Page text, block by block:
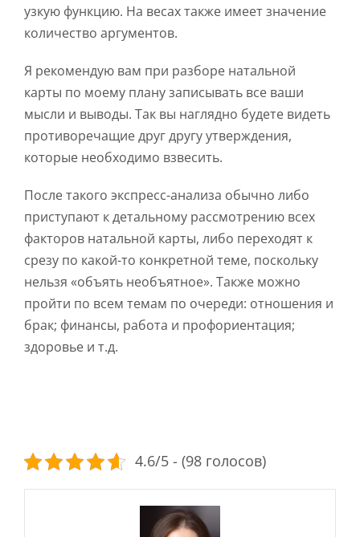
узкую функцию. На весах также имеет значение
количество аргументов.
Я рекомендую вам при разборе натальной
карты по моему плану записывать все ваши
мысли и выводы. Так вы наглядно будете видеть
противоречащие друг другу утверждения,
которые необходимо взвесить.
После такого экспресс-анализа обычно либо
приступают к детальному рассмотрению всех
факторов натальной карты, либо переходят к
срезу по какой-то конкретной теме, поскольку
нельзя «объять необъятное». Также можно
пройти по всем темам по очереди: отношения и
брак; финансы, работа и профориентация;
здоровье и т.д.
4.6/5 - (98 голосов)